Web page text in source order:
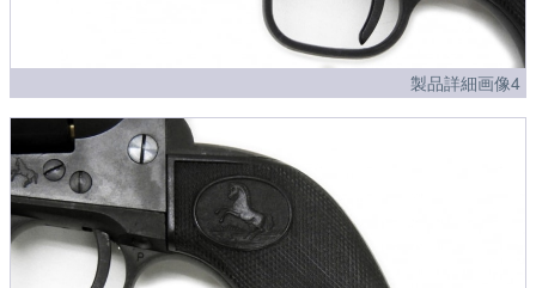
製品詳細画像4